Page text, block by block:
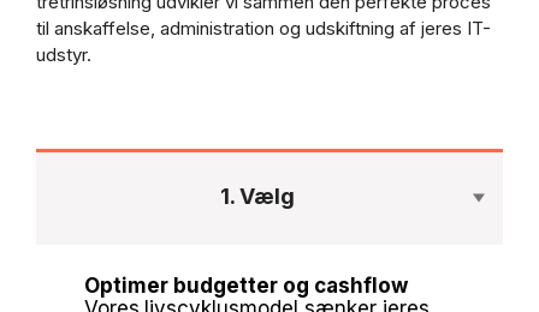
til anskaffelse, administration og udskiftning af jeres IT-
udstyr.
1. Vælg
Optimer budgetter og cashflow